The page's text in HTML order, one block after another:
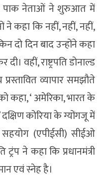
पाक नेताओं ने शुरुआत में
ने कहा कि नहीं, नहीं, नहीं,
दो दिन बाद उन्होंने कहा
वहीं, राष्ट्रपति डोनाल्ड
व्यापार समझौते
कहा, ‘ अमेरिका, भारत के
कोरिया के ग्योंगजू में
सहयोग (एपीईसी) सीईओ
ने कहा कि प्रधानमंत्री
एवं स्नेह है।